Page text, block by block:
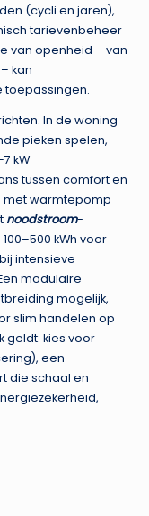
(cycli en jaren),
tarievenbeheer
van openheid – van
kan
toepassingen.
In de woning
pieken spelen,
kW
tussen comfort en
met warmtepomp
noodstroom-
kWh voor
intensieve
modulaire
mogelijk,
slim handelen op
geldt: kies voor
een
die schaal en